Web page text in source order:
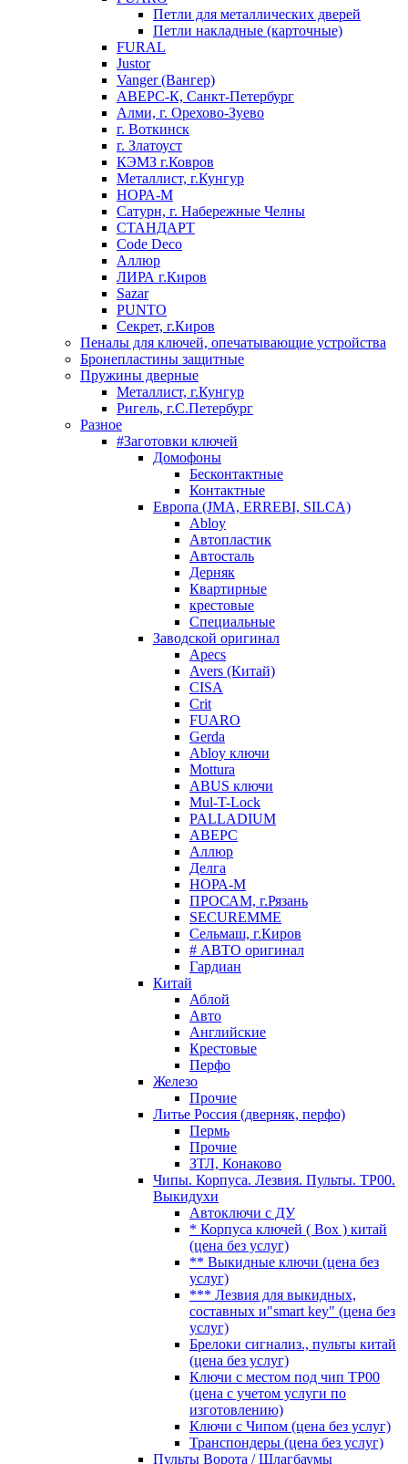
Петли для металлических дверей
Петли накладные (карточные)
FURAL
Justor
Vanger (Вангер)
АВЕРС-К, Санкт-Петербург
Алми, г. Орехово-Зуево
г. Воткинск
г. Златоуст
КЭМЗ г.Ковров
Металлист, г.Кунгур
НОРА-М
Сатурн, г. Набережные Челны
СТАНДАРТ
Code Deco
Аллюр
ЛИРА г.Киров
Sazar
PUNTO
Секрет, г.Киров
Пеналы для ключей, опечатывающие устройства
Бронепластины защитные
Пружины дверные
Металлист, г.Кунгур
Ригель, г.С.Петербург
Разное
#Заготовки ключей
Домофоны
Бесконтактные
Контактные
Европа (JMA, ERREBI, SILCA)
Abloy
Автопластик
Автосталь
Дерняк
Квартирные
крестовые
Специальные
Заводской оригинал
Apecs
Avers (Китай)
CISA
Crit
FUARO
Gerda
Abloy ключи
Mottura
ABUS ключи
Mul-T-Lock
PALLADIUM
АВЕРС
Аллюр
Делга
НОРА-М
ПРОСАМ, г.Рязань
SECUREMME
Сельмаш, г.Киров
# АВТО оригинал
Гардиан
Китай
Аблой
Авто
Английские
Крестовые
Перфо
Железо
Прочие
Литье Россия (дверняк, перфо)
Пермь
Прочие
ЗТЛ, Конаково
Чипы. Корпуса. Лезвия. Пульты. TP00.
Выкидухи
Автоключи с ДУ
* Корпуса ключей ( Box ) китай
(цена без услуг)
** Выкидные ключи (цена без
услуг)
*** Лезвия для выкидных,
составных и"smart key" (цена без
услуг)
Брелоки сигнализ., пульты китай
(цена без услуг)
Ключи с местом под чип TP00
(цена с учетом услуги по
изготовлению)
Ключи с Чипом (цена без услуг)
Транспондеры (цена без услуг)
Пульты Ворота / Шлагбаумы